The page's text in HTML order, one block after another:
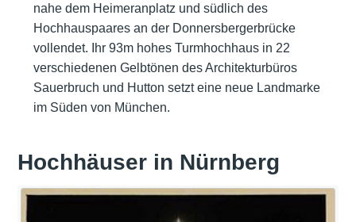
nahe dem Heimeranplatz und südlich des
Hochhauspaares an der Donnersbergerbrücke
vollendet. Ihr 93m hohes Turmhochhaus in 22
verschiedenen Gelbtönen des Architekturbüros
Sauerbruch und Hutton setzt eine neue Landmarke
im Süden von München.
Hochhäuser in Nürnberg